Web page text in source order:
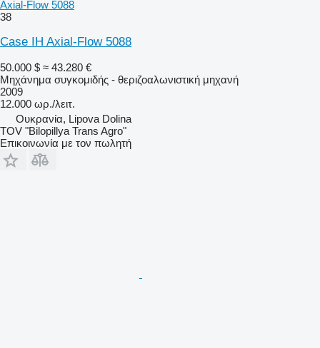
Axial-Flow 5088
38
Case IH Axial-Flow 5088
50.000 $ ≈ 43.280 €
Μηχάνημα συγκομιδής - θεριζοαλωνιστική μηχανή
2009
12.000 ωρ./λειτ.
Ουκρανία, Lipova Dolina
TOV "Bilopillya Trans Agro"
Επικοινωνία με τον πωλητή